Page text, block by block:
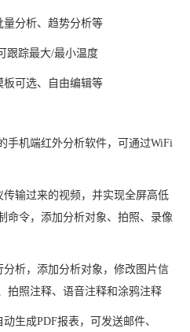
量分析、趋势分析等
跟踪最大/最小温度
板可选、自由编辑等
手机端红外分析软件，可通过WiFi
传输过来的视频，并实现全屏高低
命令，添加分析对象、拍照、录像
分析，添加分析对象，修改图片信
拍照注释、语音注释和涂鸦注释
生成PDF报表，可发送邮件、